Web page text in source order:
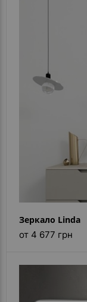
Зеркало Linda
от 4 677 грн